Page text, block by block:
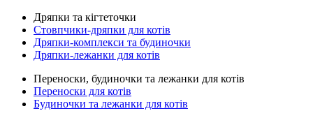
Дряпки та кігтеточки
Стовпчики-дряпки для котів
Дряпки-комплекси та будиночки
Дряпки-лежанки для котів
Переноски, будиночки та лежанки для котів
Переноски для котів
Будиночки та лежанки для котів